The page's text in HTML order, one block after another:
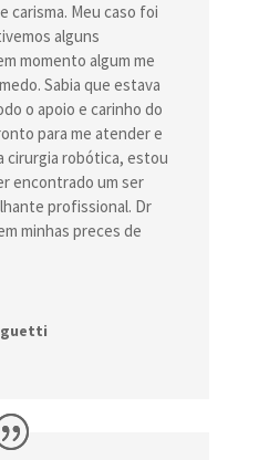
carisma. Meu caso foi
alguns
momento algum me
Sabia que estava
o apoio e carinho do
para me atender e
cirurgia robótica, estou
encontrado um ser
profissional. Dr
minhas preces de